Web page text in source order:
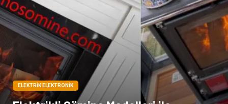
ELEKTRIK ELEKTRONIK